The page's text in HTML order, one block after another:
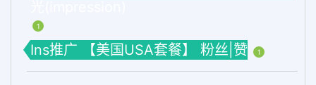
1
Ins推广 【美国USA套餐】 粉丝|赞 1